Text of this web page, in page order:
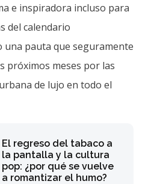
e inspiradora incluso para
del calendario
una pauta que seguramente
próximos meses por las
de lujo en todo el
El regreso del tabaco a
la pantalla y la cultura
pop: ¿por qué se vuelve
a romantizar el humo?